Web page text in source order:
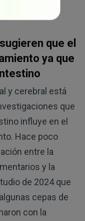
que el
ya que
y cerebral está
que
influye en el
Hace poco
entre la
y la
de 2024 que
algunas cepas de
con la